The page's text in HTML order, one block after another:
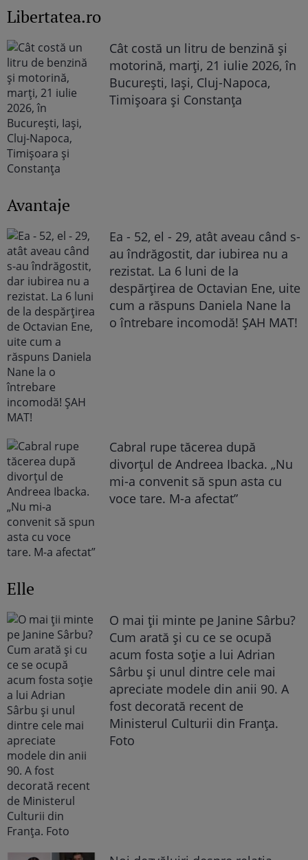
Libertatea.ro
Cât costă un litru de benzină și
motorină, marți, 21 iulie 2026, în
București, Iași, Cluj-Napoca,
Timișoara și Constanța
Avantaje
Ea - 52, el - 29, atât aveau când s-
au îndrăgostit, dar iubirea nu a
rezistat. La 6 luni de la
despărțirea de Octavian Ene, uite
cum a răspuns Daniela Nane la
o întrebare incomodă! ȘAH MAT!
Cabral rupe tăcerea după
divorțul de Andreea Ibacka. „Nu
mi-a convenit să spun asta cu
voce tare. M-a afectat”
Elle
O mai ții minte pe Janine Sârbu?
Cum arată și cu ce se ocupă
acum fosta soție a lui Adrian
Sârbu și unul dintre cele mai
apreciate modele din anii 90. A
fost decorată recent de
Ministerul Culturii din Franța.
Foto